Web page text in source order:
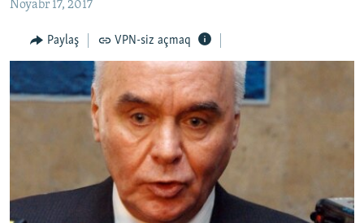
FƏRQƏ BAX
QANUNI DOĞRU
ARAŞDIRMA
MULTIMEDIA
İNFOQRAFIKA
RADIO ARXIV
AZƏRBAYCAN ƏDƏBIYYATI KITABXANASI
İSLAM VƏ DEMOKRATIYA
MISSIYAMIZ
PEŞƏ ETIKASI VƏ JURNALISTIKA STANDARTLARIMIZ
BIZI IZLƏ
Noyabr 17, 2017
Paylaş VPN-siz açmaq